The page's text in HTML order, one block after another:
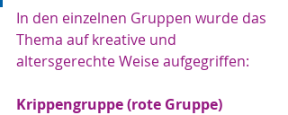
In den einzelnen Gruppen wurde das
Thema auf kreative und
altersgerechte Weise aufgegriffen:
Krippengruppe (rote Gruppe)